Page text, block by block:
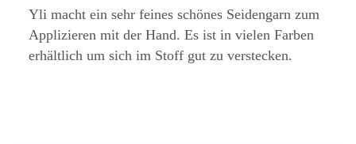
Yli macht ein sehr feines schönes Seidengarn zum
Applizieren mit der Hand. Es ist in vielen Farben
erhältlich um sich im Stoff gut zu verstecken.